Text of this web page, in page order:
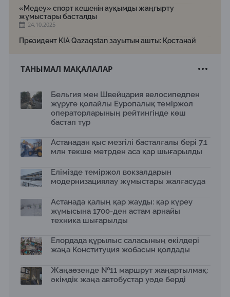
«Медеу» спорт кешенін ауқымды жаңғырту
жұмыстары басталды
24.10.2025
Президент KIA Qazaqstan зауытын ашты: Қостанай
жаңа индустриялық тартылыс нүктесіне айналуда
Астанада заманауи өнердің халықаралық жәрмеңкесі
Қазақстанда «Тасымалдаушы» республикалық
акциясы өтуде: 13 мыңнан астам заңбұзушылық
анықталды
«Қалбатау – Майқапшағай» тасжолында көлік
қозғалысы толық ашылды
Қанат Бозымбаев Сеулде өткен роуд-шоуда Alatau
City жобасын таныстырды
«Жасыл аллея» жобасы: Home Credit Bank
экологиялық бастамасын кеңейтті
Алматы «Батыс» полиорталығын дамытуда: жаңа
нысандар және заманауи стандарттар
Алматы Бас жоспарын өзектендіруде
13.10.2025
ТАНЫМАЛ МАҚАЛАЛАР
Бельгия мен Швейцария велосипедпен
жүруге қолайлы Еуропалық теміржол
операторларының рейтингінде көш
бастап тұр
Астанадан қыс мезгілі басталғалы бері 7,1
млн текше метрден аса қар шығарылды
Елімізде теміржол вокзалдарын
модернизациялау жұмыстары жалғасуда
Астанада қалың қар жауды: қар күреу
жұмысына 1700-ден астам арнайы
техника шығарылды
Елордада құрылыс саласының өкілдері
жаңа Конституция жобасын қолдады
Жаңаөзенде №11 маршрут жаңартылмақ:
әкімдік жаңа автобустар уәде берді